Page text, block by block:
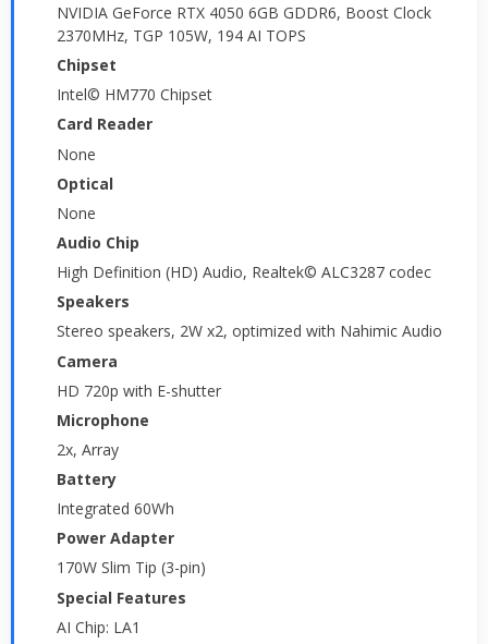
NVIDIA GeForce RTX 4050 6GB GDDR6, Boost Clock
2370MHz, TGP 105W, 194 AI TOPS
Chipset
Intel© HM770 Chipset
Card Reader
None
Optical
None
Audio Chip
High Definition (HD) Audio, Realtek© ALC3287 codec
Speakers
Stereo speakers, 2W x2, optimized with Nahimic Audio
Camera
HD 720p with E-shutter
Microphone
2x, Array
Battery
Integrated 60Wh
Power Adapter
170W Slim Tip (3-pin)
Special Features
AI Chip: LA1